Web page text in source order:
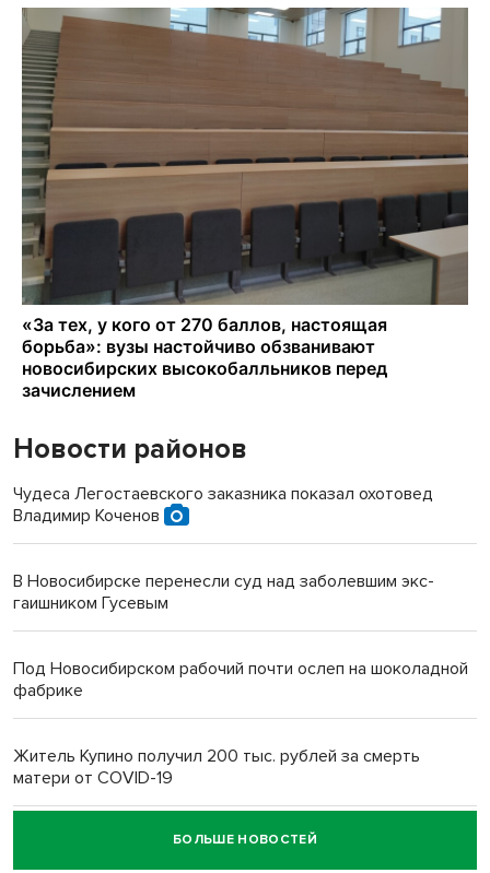
Новости районов
Чудеса Легостаевского заказника показал охотовед
Владимир Коченов
В Новосибирске перенесли суд над заболевшим экс-
гаишником Гусевым
Под Новосибирском рабочий почти ослеп на шоколадной
фабрике
Житель Купино получил 200 тыс. рублей за смерть
матери от COVID-19
Новосибирский суд наказал водителя за смерть
пенсионерки на вокзале
БОЛЬШЕ НОВОСТЕЙ